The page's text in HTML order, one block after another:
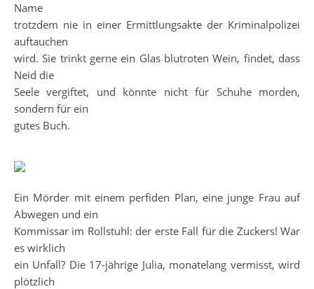
Name
trotzdem nie in einer Ermittlungsakte der Kriminalpolizei
auftauchen
wird. Sie trinkt gerne ein Glas blutroten Wein, findet, dass
Neid die
Seele vergiftet, und könnte nicht für Schuhe morden,
sondern für ein
gutes Buch.
Ein Mörder mit einem perfiden Plan, eine junge Frau auf
Abwegen und ein
Kommissar im Rollstuhl: der erste Fall für die Zuckers! War
es wirklich
ein Unfall? Die 17-jährige Julia, monatelang vermisst, wird
plötzlich